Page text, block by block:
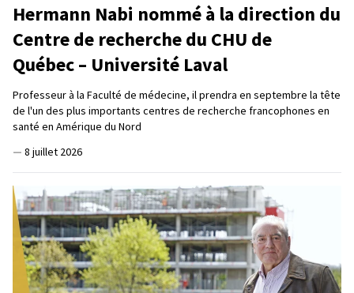
Hermann Nabi nommé à la direction du
Centre de recherche du CHU de
Québec – Université Laval
Professeur à la Faculté de médecine, il prendra en septembre la tête
de l'un des plus importants centres de recherche francophones en
santé en Amérique du Nord
— 8 juillet 2026